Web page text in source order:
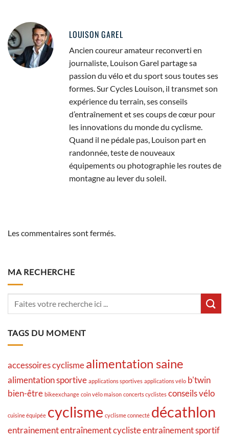
LOUISON GAREL
Ancien coureur amateur reconverti en
journaliste, Louison Garel partage sa
passion du vélo et du sport sous toutes ses
formes. Sur Cycles Louison, il transmet son
expérience du terrain, ses conseils
d’entraînement et ses coups de cœur pour
les innovations du monde du cyclisme.
Quand il ne pédale pas, Louison part en
randonnée, teste de nouveaux
équipements ou photographie les routes de
montagne au lever du soleil.
Les commentaires sont fermés.
MA RECHERCHE
TAGS DU MOMENT
accessoires cyclismealimentation saine
alimentation sportive applications sportives applications vélo b'twin
bien-être bikeexchange coin vélo maison concerts cyclistes conseils vélo
cuisine équipée cyclisme cyclisme connecté décathlon
entrainemententraînement cyclisteentraînement sportif